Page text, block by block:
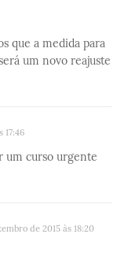
que a medida para
um novo reajuste
17:46
um curso urgente
de 2015 às 18:20